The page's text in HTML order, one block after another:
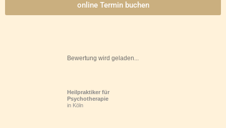
online Termin buchen
Bewertung wird geladen...
Heilpraktiker für
Psychotherapie
in Köln